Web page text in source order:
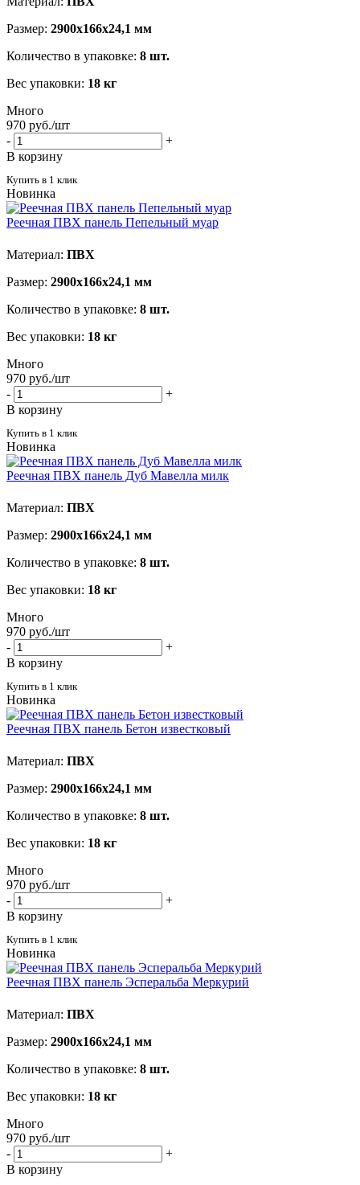
Размер: 2900х166х24,1 мм
Количество в упаковке: 8 шт.
Вес упаковки: 18 кг
Много
970 руб./шт
-
+
В корзину
Купить в 1 клик
Новинка
Реечная ПВХ панель Пепельный муар
Материал: ПВХ
Размер: 2900х166х24,1 мм
Количество в упаковке: 8 шт.
Вес упаковки: 18 кг
Много
970 руб./шт
-
+
В корзину
Купить в 1 клик
Новинка
Реечная ПВХ панель Дуб Мавелла милк
Материал: ПВХ
Размер: 2900х166х24,1 мм
Количество в упаковке: 8 шт.
Вес упаковки: 18 кг
Много
970 руб./шт
-
+
В корзину
Купить в 1 клик
Новинка
Реечная ПВХ панель Бетон известковый
Материал: ПВХ
Размер: 2900х166х24,1 мм
Количество в упаковке: 8 шт.
Вес упаковки: 18 кг
Много
970 руб./шт
-
+
В корзину
Купить в 1 клик
Новинка
Реечная ПВХ панель Эсперальба Меркурий
Материал: ПВХ
Размер: 2900х166х24,1 мм
Количество в упаковке: 8 шт.
Вес упаковки: 18 кг
Много
970 руб./шт
-
+
В корзину